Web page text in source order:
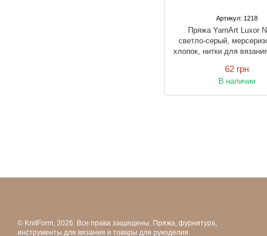
Артикул: 1218
Пряжа YarnArt Luxor
светло-серый,
хлопок, нитки для
62 грн
В наличии
© KnitForm, 2026. Все права защищены. Пряжа, фурнитура,
инструменты для вязания и товары для рукоделия.